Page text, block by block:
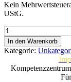
Kein
UStG.
Schnupperdrechseln
am
03.04.2025
#3071
Menge
In den Warenkorb
Kategorie: